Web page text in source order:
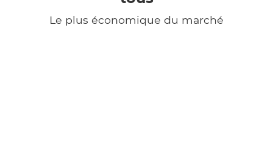
Le plus économique du marché